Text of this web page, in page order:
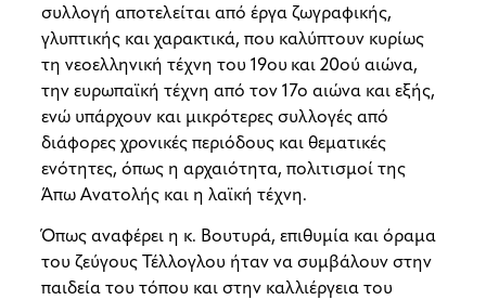
συλλογή αποτελείται από έργα ζωγραφικής,
γλυπτικής και χαρακτικά, που καλύπτουν κυρίως
τη νεοελληνική τέχνη του 19ου και 20ού αιώνα,
την ευρωπαϊκή τέχνη από τον 17ο αιώνα και εξής,
ενώ υπάρχουν και μικρότερες συλλογές από
διάφορες χρονικές περιόδους και θεματικές
ενότητες, όπως η αρχαιότητα, πολιτισμοί της
Άπω Ανατολής και η λαϊκή τέχνη.
Όπως αναφέρει η κ. Βουτυρά, επιθυμία και όραμα
του ζεύγους Τέλλογλου ήταν να συμβάλουν στην
παιδεία του τόπου και στην καλλιέργεια του